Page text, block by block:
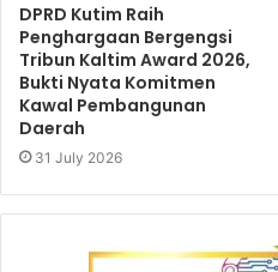
DPRD Kutim Raih
Penghargaan Bergengsi
Tribun Kaltim Award 2026,
Bukti Nyata Komitmen
Kawal Pembangunan
Daerah
31 July 2026